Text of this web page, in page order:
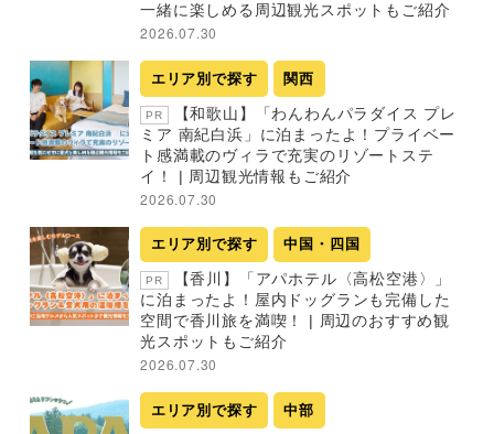
一緒に楽しめる周辺観光スポットもご紹介
2026.07.30
エリア別で探す 関西
PR
【和歌山】「わんわんパラダイス プレ
ミア 南紀白浜」に泊まったよ！プライベー
ト感満載のヴィラで充実のリゾートステ
イ！ | 周辺観光情報もご紹介
2026.07.30
エリア別で探す 中国・四国
PR
【香川】「アパホテル〈高松空港〉」
に泊まったよ！屋内ドッグランも完備した
空間で香川旅を満喫！ | 周辺のおすすめ観
光スポットもご紹介
2026.07.30
エリア別で探す 中部